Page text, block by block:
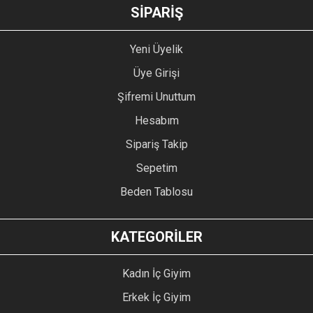
GÖNDER
SİPARİŞ
Yeni Üyelik
Üye Girişi
Şifremi Unuttum
Hesabım
Sipariş Takip
Sepetim
Beden Tablosu
KATEGORİLER
Kadın İç Giyim
Erkek İç Giyim